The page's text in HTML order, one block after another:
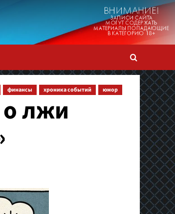
финансы хроника событий юмор
лжи